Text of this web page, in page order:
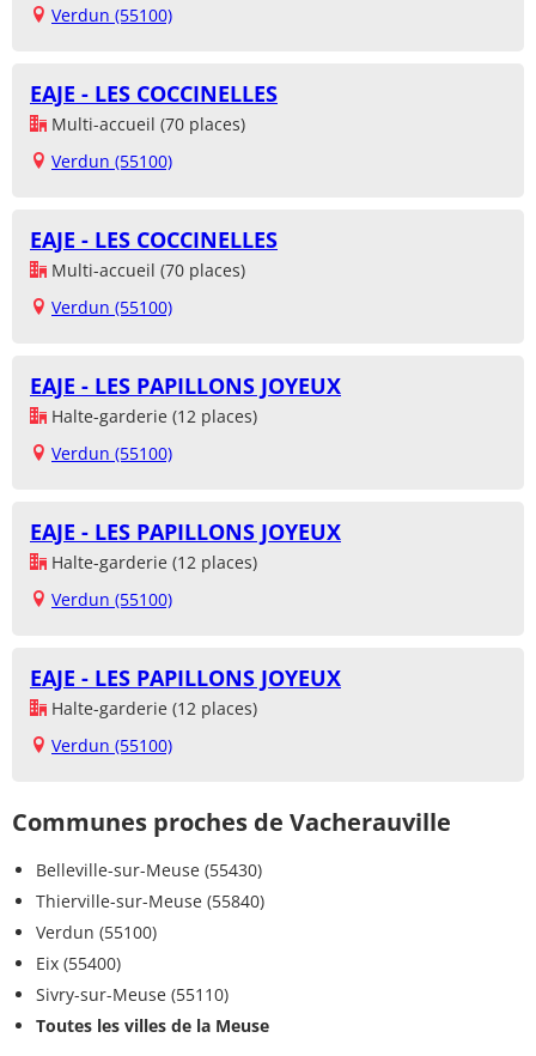
Verdun (55100)
EAJE - LES COCCINELLES
Multi-accueil (70 places)
Verdun (55100)
EAJE - LES COCCINELLES
Multi-accueil (70 places)
Verdun (55100)
EAJE - LES PAPILLONS JOYEUX
Halte-garderie (12 places)
Verdun (55100)
EAJE - LES PAPILLONS JOYEUX
Halte-garderie (12 places)
Verdun (55100)
EAJE - LES PAPILLONS JOYEUX
Halte-garderie (12 places)
Verdun (55100)
Communes proches de Vacherauville
Belleville-sur-Meuse (55430)
Thierville-sur-Meuse (55840)
Verdun (55100)
Eix (55400)
Sivry-sur-Meuse (55110)
Toutes les villes de la Meuse